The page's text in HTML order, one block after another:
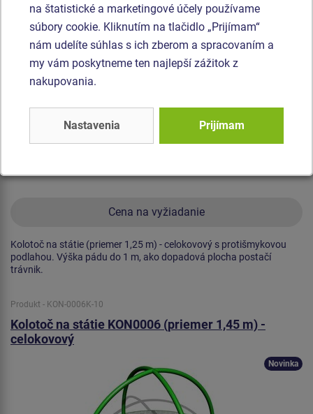
Cena na vyžiadanie
Kolotoč na státie (priemer 1,25 m) - celokovový s protišmykovou
podlahou. Výška pádu do 1 m, ako dopadová plocha postačí
trávnik.
Produkt - KON-0006K-10
Kolotoč na státie KON0006 (priemer 1,45 m) -
celokovový
Novinka
na štatistické a marketingové účely používame
súbory cookie. Kliknutím na tlačidlo „Prijímam“
nám udelíte súhlas s ich zberom a spracovaním a
my vám poskytneme ten najlepší zážitok z
nakupovania.
Nastavenia Prijímam